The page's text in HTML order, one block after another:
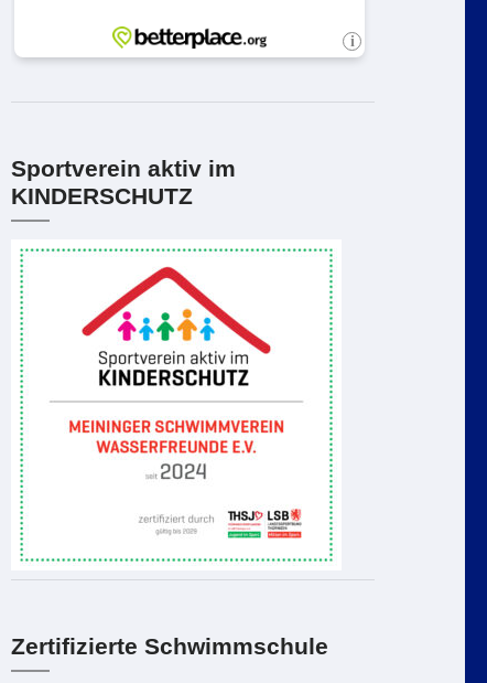
Sportverein aktiv im
KINDERSCHUTZ
Zertifizierte Schwimmschule